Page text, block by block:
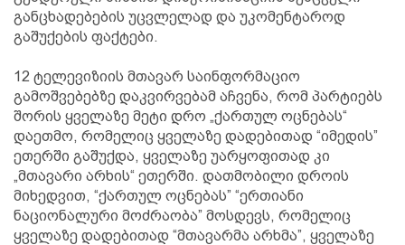
განცხადებების უცვლელად და უკომენტაროდ
გაშუქების ფაქტები.
12 ტელევიზიის მთავარ საინფორმაციო
გამოშვებებზე დაკვირვებამ აჩვენა, რომ პარტიებს
შორის ყველაზე მეტი დრო „ქართულ ოცნებას“
დაეთმო, რომელიც ყველაზე დადებითად “იმედის”
ეთერში გაშუქდა, ყველაზე უარყოფითად კი
„მთავარი არხის“ ეთერში. დათმობილი დროის
მიხედვით, “ქართულ ოცნებას” “ერთიანი
ნაციონალური მოძრაობა” მოსდევს, რომელიც
ყველაზე დადებითად “მთავარმა არხმა”, ყველაზე